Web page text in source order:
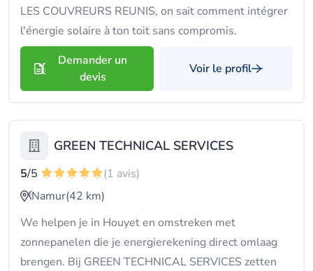
LES COUVREURS REUNIS, on sait comment intégrer
l'énergie solaire à ton toit sans compromis.
Demander un
devis
Voir le profil
GREEN TECHNICAL SERVICES
5/5
(1 avis)
Namur(42 km)
We helpen je in Houyet en omstreken met
zonnepanelen die je energierekening direct omlaag
brengen. Bij GREEN TECHNICAL SERVICES zetten